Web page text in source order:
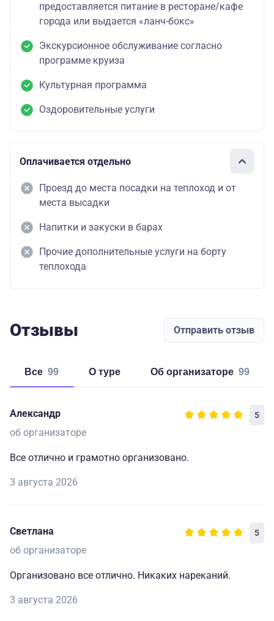
предоставляется питание в ресторане/кафе
города или выдается «ланч-бокс»
Экскурсионное обслуживание согласно
программе круиза
Культурная программа
Оздоровительные услуги
Оплачивается отдельно
Проезд до места посадки на теплоход и от
места высадки
Напитки и закуски в барах
Прочие дополнительные услуги на борту
теплохода
Отзывы Отправить отзыв
Все 99 о туре об организаторе 99
Александр 5
об организаторе
Все отлично и грамотно организовано.
3 августа 2026
Светлана 5
об организаторе
Организовано все отлично. Никаких нареканий.
3 августа 2026